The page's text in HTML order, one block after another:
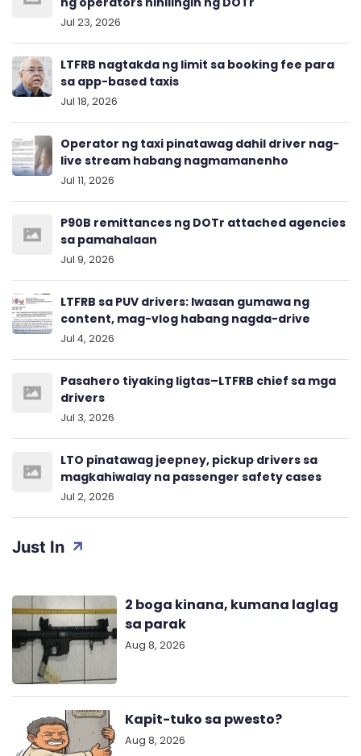
Just In
2 boga kinana, kumana laglag
sa parak
Aug 8, 2026
Kapit-tuko sa pwesto?
Aug 8, 2026
Jul 23, 2026
LTFRB nagtakda ng limit sa booking fee para
sa app-based taxis
Jul 18, 2026
Operator ng taxi pinatawag dahil driver nag-
live stream habang nagmamanenho
Jul 11, 2026
P90B remittances ng DOTr attached agencies
sa pamahalaan
Jul 9, 2026
LTFRB sa PUV drivers: Iwasan gumawa ng
content, mag-vlog habang nagda-drive
Jul 4, 2026
Pasahero tiyaking ligtas–LTFRB chief sa mga
drivers
Jul 3, 2026
LTO pinatawag jeepney, pickup drivers sa
magkahiwalay na passenger safety cases
Jul 2, 2026